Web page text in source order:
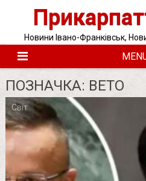
Новини Івано-Франківськ,
ПОЗНАЧКА: ВЕТО
Світ